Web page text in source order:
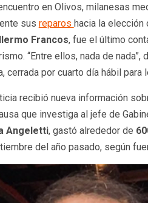
en Olivos, milanesas
sus reparos hacia la elección
Francos, fue el último
“Entre ellos, nada de
cerrada por cuarto día hábil
recibió nueva información
que investiga al jefe de
Angeletti, gastó alrededor de
del año pasado, según